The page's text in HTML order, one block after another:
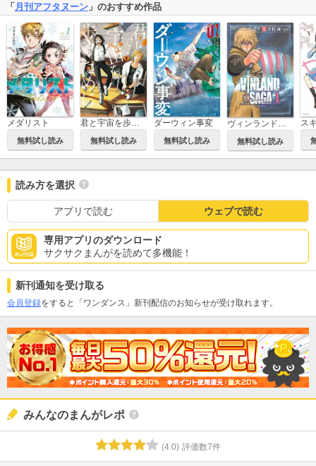
「月刊アフタヌーン 」のおすすめ作品
メダリスト
無料試し読み
君と宇宙を歩くために
無料試し読み
ダーウィン事変
無料試し読み 無料試し読み
読み方を選択
アプリで読む ウェブで読む
専用アプリのダウンロード
サクサクまんがを読めて多機能！
新刊通知を受け取る
会員登録をすると「ワンダンス」新刊配信のお知らせが受け取れます。
みんなのまんがレポ
(4.0) 評価数7件